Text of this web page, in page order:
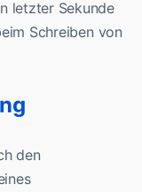
letzter Sekunde
Schreiben von
den